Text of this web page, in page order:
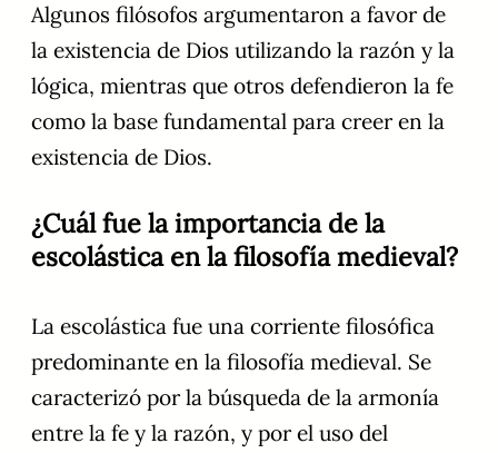
Algunos filósofos argumentaron a favor de
la existencia de Dios utilizando la razón y la
lógica, mientras que otros defendieron la fe
como la base fundamental para creer en la
existencia de Dios.
¿Cuál fue la importancia de la
escolástica en la filosofía medieval?
La escolástica fue una corriente filosófica
predominante en la filosofía medieval. Se
caracterizó por la búsqueda de la armonía
entre la fe y la razón, y por el uso del